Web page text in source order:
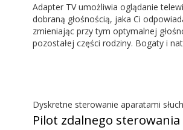
Adapter TV umożliwia oglądanie
dobraną głośnością, jaka Ci
zmieniając przy tym optymalnej
pozostałej części rodziny. Bogaty i naturalny dźwięk
Dyskretne sterowanie aparatami
Pilot zdalnego sterowania